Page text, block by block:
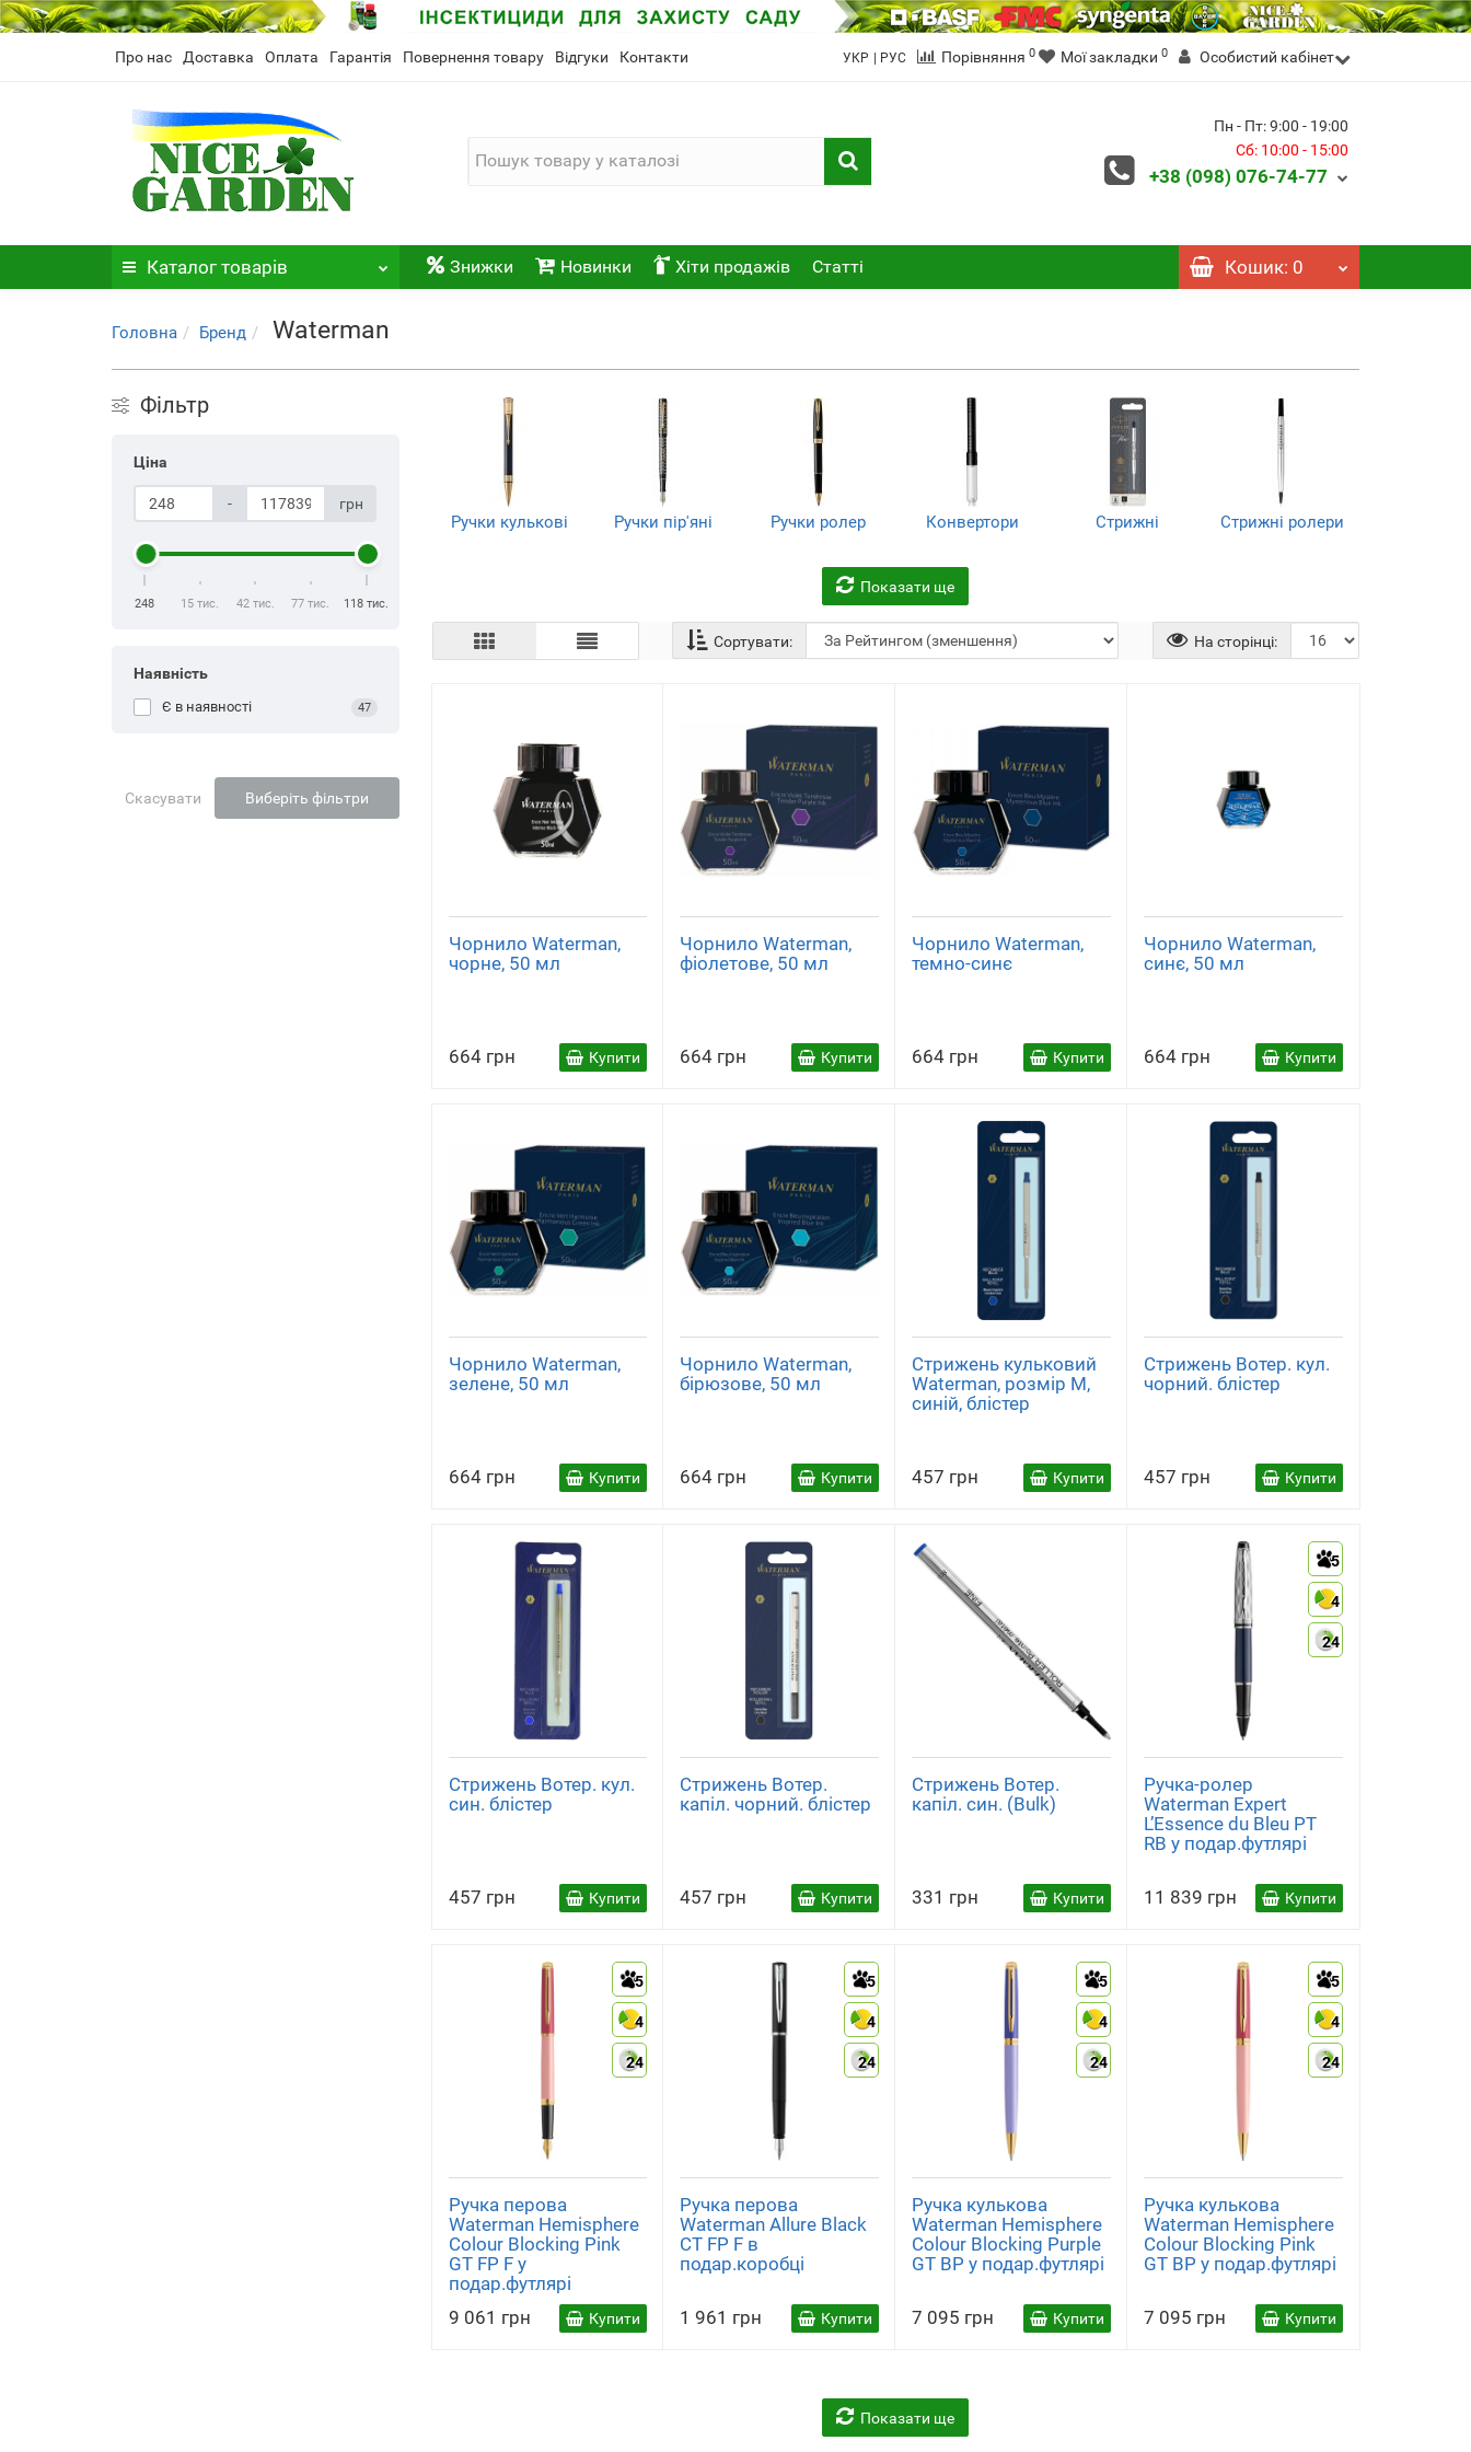
Про нас Доставка Оплата Гарантія Повернення товару Відгуки Контакти УКР | РУС Порівняння 0 Мої закладки 0 Особистий кабінет
Пн - Пт: 9:00 - 19:00
Сб: 10:00 - 15:00
+38 (098) 076-74-77
Каталог товарів Знижки Новинки Хіти продажів Статті Кошик: 0
Головна Бренд Waterman
Фільтр
Ціна
- грн
248 15 тис. 42 тис. 77 тис. 118 тис.
Наявність
Є в наявності 47
Скасувати Виберіть фільтри
Ручки кулькові Ручки пір'яні Ручки ролер Конвертори
Стрижні
Стрижні ролери
Показати ще
Сортувати: На сторінці:
Чорнило Waterman,
чорне, 50 мл
664 грн Купити
Чорнило Waterman,
фіолетове, 50 мл
664 грн Купити
Чорнило Waterman,
темно-синє
664 грн Купити
Чорнило Waterman,
синє, 50 мл
664 грн Купити
Чорнило Waterman,
зелене, 50 мл
664 грн Купити
Чорнило Waterman,
бірюзове, 50 мл
664 грн Купити
Стрижень кульковий
Waterman, розмір М,
синій, блістер
457 грн Купити
Стрижень Вотер. кул.
чорний. блістер
457 грн Купити
Стрижень Вотер. кул.
син. блістер
457 грн Купити
Стрижень Вотер.
капіл. чорний. блістер
457 грн Купити
Стрижень Вотер.
капіл. син. (Bulk)
331 грн Купити
5
4
24
Ручка-ролер
Waterman Expert
L’Essence du Bleu PT
RB у подар.футлярі
11 839 грн Купити
5
4
24
Ручка перова
Waterman Hemisphere
Colour Blocking Pink
GT FP F у
подар.футлярі
9 061 грн
Купити
5
4
24
Ручка перова
Waterman Allure Black
CT FP F в
подар.коробці
1 961 грн Купити
5
4
24
Ручка кулькова
Waterman Hemisphere
Colour Blocking Purple
GT BP у подар.футлярі
7 095 грн Купити
5
4
24
Ручка кулькова
Waterman Hemisphere
Colour Blocking Pink
GT BP у подар.футлярі
7 095 грн Купити
Показати ще